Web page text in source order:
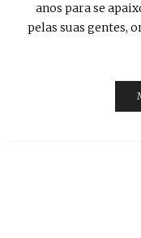
anos para se
pelas suas gentes,